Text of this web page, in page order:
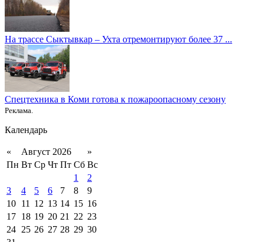
На трассе Сыктывкар – Ухта отремонтируют более 37 ...
Спецтехника в Коми готова к пожароопасному сезону
Реклама.
Календарь
« Август 2026
»
Пн Вт Ср Чт Пт Сб Вс
1
2
3
4 5 6 7 8
9
10 11 12 13 14 15 16
17 18 19 20 21 22 23
24 25 26 27 28 29 30